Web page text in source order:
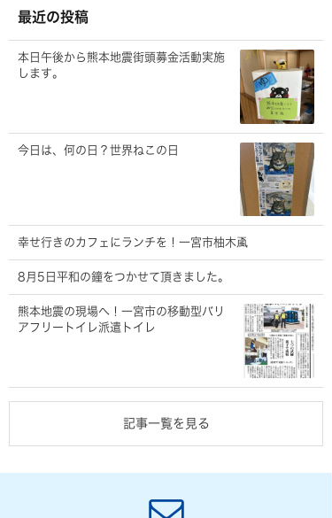
ブ
最近の投稿
本日午後から熊本地震街頭募金活動実施
します。
今日は、何の日？世界ねこの日
幸せ行きのカフェにランチを！一宮市柚木颪
8月5日平和の鐘をつかせて頂きました。
熊本地震の現場へ！一宮市の移動型バリ
アフリートイレ派遣トイレ
記事一覧を見る